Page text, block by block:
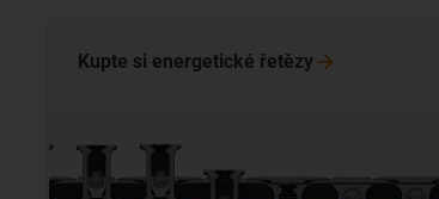
Kupte si energetické řetězy